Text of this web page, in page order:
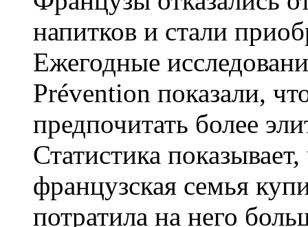
напитков и стали
Ежегодные
Prévention показали,
предпочитать более
Статистика
французская семья
потратила на него